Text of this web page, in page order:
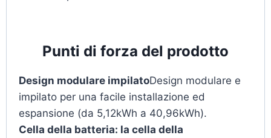
Punti di forza del prodotto
Design modulare impilatoDesign modulare e
impilato per una facile installazione ed
espansione (da 5,12kWh a 40,96kWh).
Cella della batteria: la cella della